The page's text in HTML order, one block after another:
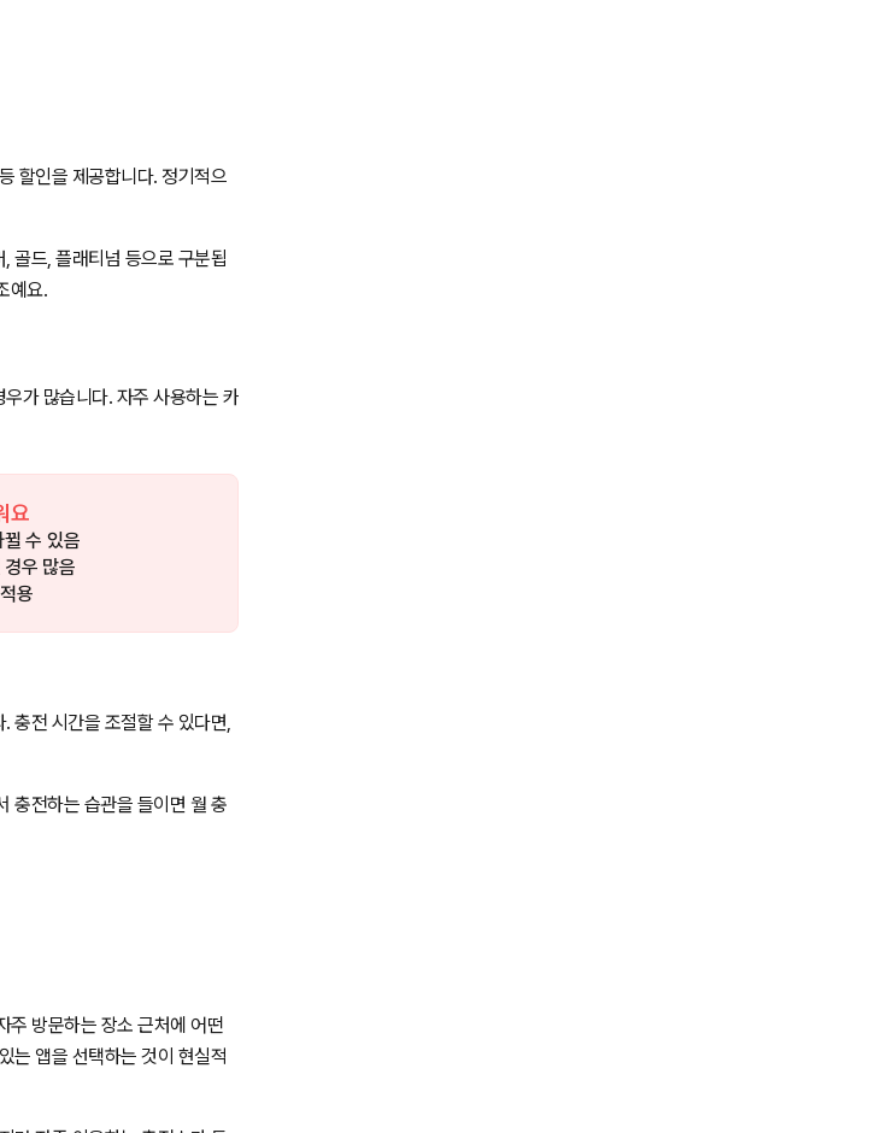
할인을 제공합니다. 정기적으
골드, 플래티넘 등으로 구분됩
예요.
가 많습니다. 자주 사용하는 카
요
뀔 수 있음
경우 많음
용
충전 시간을 조절할 수 있다면,
충전하는 습관을 들이면 월 충
주 방문하는 장소 근처에 어떤
는 앱을 선택하는 것이 현실적